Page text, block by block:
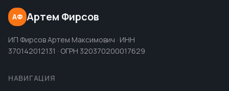
АФ Артем Фирсов
ИП Фирсов Артем Максимович · ИНН
370142012131 · ОГРН 320370200017629
НАВИГАЦИЯ